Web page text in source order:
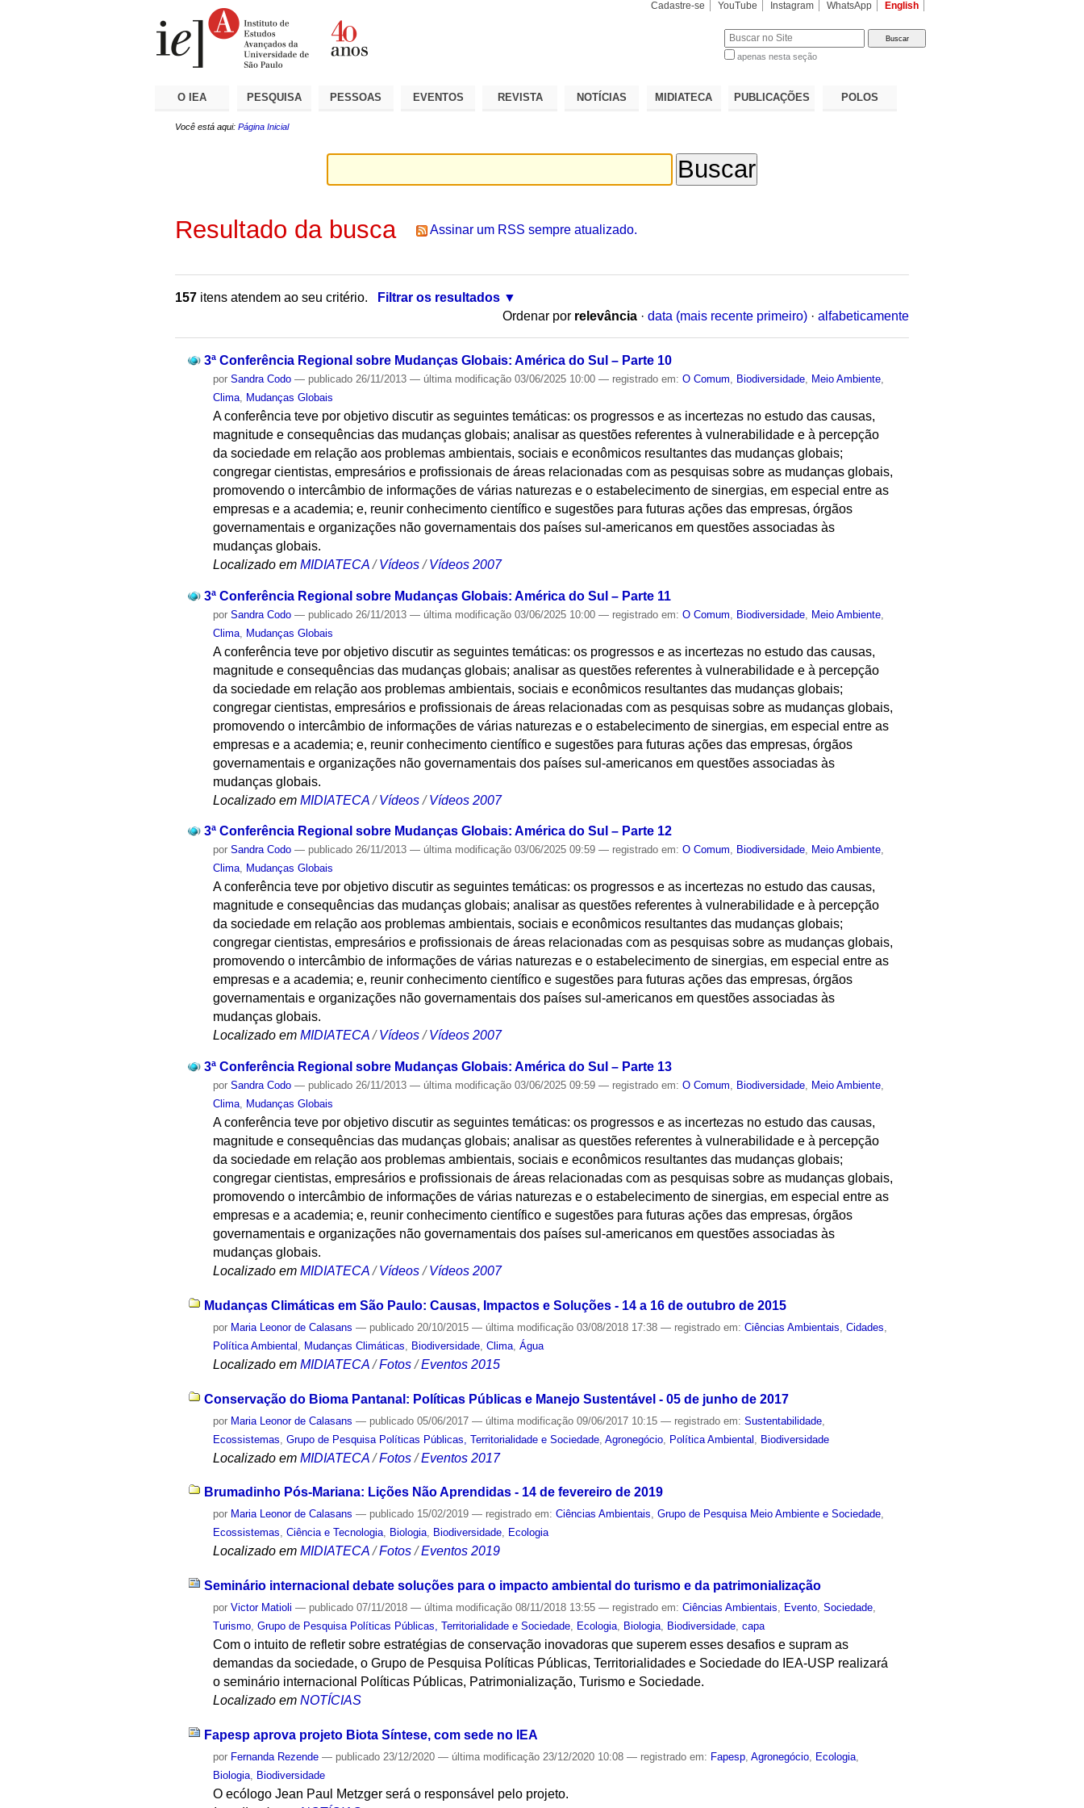
Cadastre-se YouTube Instagram WhatsApp English
apenas nesta seção
O IEA PESQUISA PESSOAS EVENTOS REVISTA NOTÍCIAS MIDIATECA PUBLICAÇÕES POLOS
Você está aqui: Página Inicial
Resultado da busca Assinar um RSS sempre atualizado.
157 itens atendem ao seu critério.
Filtrar os resultados
Ordenar por relevância · data (mais recente primeiro) · alfabeticamente
3ª Conferência Regional sobre Mudanças Globais: América do Sul – Parte 10
porSandra Codo — publicado 26/11/2013— última modificação 03/06/2025 10:00— registrado em:O Comum Biodiversidade Meio Ambiente
Clima
Mudanças Globais
A conferência teve por objetivo discutir as seguintes temáticas: os progressos e as incertezas no estudo das causas,
magnitude e consequências das mudanças globais; analisar as questões referentes à vulnerabilidade e à percepção
da sociedade em relação aos problemas ambientais, sociais e econômicos resultantes das mudanças globais;
congregar cientistas, empresários e profissionais de áreas relacionadas com as pesquisas sobre as mudanças globais,
promovendo o intercâmbio de informações de várias naturezas e o estabelecimento de sinergias, em especial entre as
empresas e a academia; e, reunir conhecimento científico e sugestões para futuras ações das empresas, órgãos
governamentais e organizações não governamentais dos países sul-americanos em questões associadas às
mudanças globais.
Localizado em MIDIATECA /Vídeos /Vídeos 2007
3ª Conferência Regional sobre Mudanças Globais: América do Sul – Parte 11
porSandra Codo — publicado 26/11/2013— última modificação 03/06/2025 10:00— registrado em:O Comum Biodiversidade Meio Ambiente
Clima Mudanças Globais
A conferência teve por objetivo discutir as seguintes temáticas: os progressos e as incertezas no estudo das causas,
magnitude e consequências das mudanças globais; analisar as questões referentes à vulnerabilidade e à percepção
da sociedade em relação aos problemas ambientais, sociais e econômicos resultantes das mudanças globais;
congregar cientistas, empresários e profissionais de áreas relacionadas com as pesquisas sobre as mudanças globais,
promovendo o intercâmbio de informações de várias naturezas e o estabelecimento de sinergias, em especial entre as
empresas e a academia; e, reunir conhecimento científico e sugestões para futuras ações das empresas, órgãos
governamentais e organizações não governamentais dos países sul-americanos em questões associadas às
mudanças globais.
Localizado em MIDIATECA /Vídeos /Vídeos 2007
3ª Conferência Regional sobre Mudanças Globais: América do Sul – Parte 12
porSandra Codo — publicado 26/11/2013— última modificação 03/06/2025 09:59— registrado em:O Comum, Biodiversidade, Meio Ambiente,
Clima, Mudanças Globais
A conferência teve por objetivo discutir as seguintes temáticas: os progressos e as incertezas no estudo das causas,
magnitude e consequências das mudanças globais; analisar as questões referentes à vulnerabilidade e à percepção
da sociedade em relação aos problemas ambientais, sociais e econômicos resultantes das mudanças globais;
congregar cientistas, empresários e profissionais de áreas relacionadas com as pesquisas sobre as mudanças globais,
promovendo o intercâmbio de informações de várias naturezas e o estabelecimento de sinergias, em especial entre as
empresas e a academia; e, reunir conhecimento científico e sugestões para futuras ações das empresas, órgãos
governamentais e organizações não governamentais dos países sul-americanos em questões associadas às
mudanças globais.
Localizado em MIDIATECA /Vídeos /Vídeos 2007
3ª Conferência Regional sobre Mudanças Globais: América do Sul – Parte 13
porSandra Codo — publicado 26/11/2013— última modificação 03/06/2025 09:59— registrado em:O Comum, Biodiversidade, Meio Ambiente,
Clima, Mudanças Globais
A conferência teve por objetivo discutir as seguintes temáticas: os progressos e as incertezas no estudo das causas,
magnitude e consequências das mudanças globais; analisar as questões referentes à vulnerabilidade e à percepção
da sociedade em relação aos problemas ambientais, sociais e econômicos resultantes das mudanças globais;
congregar cientistas, empresários e profissionais de áreas relacionadas com as pesquisas sobre as mudanças globais,
promovendo o intercâmbio de informações de várias naturezas e o estabelecimento de sinergias, em especial entre as
empresas e a academia; e, reunir conhecimento científico e sugestões para futuras ações das empresas, órgãos
governamentais e organizações não governamentais dos países sul-americanos em questões associadas às
mudanças globais.
Localizado em MIDIATECA /Vídeos /Vídeos 2007
Mudanças Climáticas em São Paulo: Causas, Impactos e Soluções - 14 a 16 de outubro de 2015
por Maria Leonor de Calasans — publicado 20/10/2015— última modificação 03/08/2018 17:38— registrado em:Ciências Ambientais ,Cidades
Política Ambiental
Mudanças Climáticas Biodiversidade ,Clima ,Água
Localizado em MIDIATECA /Fotos /Eventos 2015
Conservação do Bioma Pantanal: Políticas Públicas e Manejo Sustentável - 05 de junho de 2017
por Maria Leonor de Calasans — publicado 05/06/2017— última modificação 09/06/2017 10:15— registrado em:Sustentabilidade
Ecossistemas ,Grupo de Pesquisa Políticas Públicas, Territorialidade e Sociedade ,Agronegócio Política Ambiental Biodiversidade
Localizado em MIDIATECA /Fotos /Eventos 2017
Brumadinho Pós-Mariana: Lições Não Aprendidas - 14 de fevereiro de 2019
por Maria Leonor de Calasans — publicado 15/02/2019— registrado em:Ciências Ambientais,Grupo de Pesquisa Meio Ambiente e Sociedade,
Ecossistemas,Ciência e Tecnologia, Biologia, Biodiversidade, Ecologia
Localizado em MIDIATECA /Fotos /Eventos 2019
Seminário internacional debate soluções para o impacto ambiental do turismo e da patrimonialização
porVictor Matioli — publicado 07/11/2018— última modificação 08/11/2018 13:55— registrado em:Ciências Ambientais Evento ,Sociedade
Turismo ,Grupo de Pesquisa Políticas Públicas, Territorialidade e Sociedade Ecologia Biologia Biodiversidade ,capa
Com o intuito de refletir sobre estratégias de conservação inovadoras que superem esses desafios e supram as
demandas da sociedade, o Grupo de Pesquisa Políticas Públicas, Territorialidades e Sociedade do IEA-USP realizará
o seminário internacional Políticas Públicas, Patrimonialização, Turismo e Sociedade.
Localizado em NOTÍCIAS
Fapesp aprova projeto Biota Síntese, com sede no IEA
por Fernanda Rezende — publicado 23/12/2020— última modificação 23/12/2020 10:08— registrado em: Fapesp ,Agronegócio Ecologia
Biologia Biodiversidade
O ecólogo Jean Paul Metzger será o responsável pelo projeto.